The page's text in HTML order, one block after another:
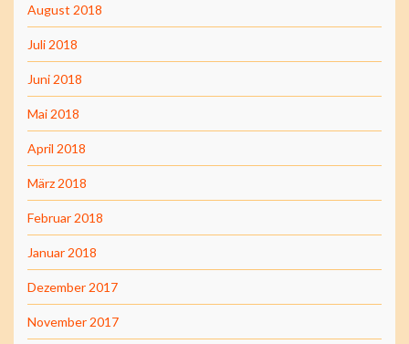
August 2018
Juli 2018
Juni 2018
Mai 2018
April 2018
März 2018
Februar 2018
Januar 2018
Dezember 2017
November 2017